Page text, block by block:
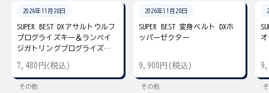
2026年11月28日
SUPER BEST DXアサルトウルフ
プログライズキー＆ランペイ
ジガトリングプログライズキ
7,480円(税込)
その他
2026年11月28日
SUPER BEST 変身ベルト DXホ
ッパーゼクター
9,900円(税込)
その他